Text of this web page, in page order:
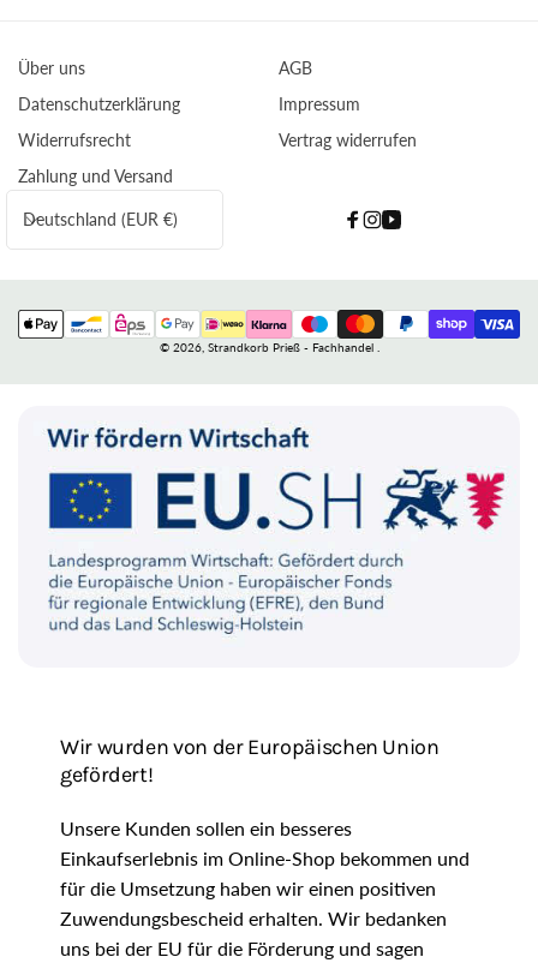
Über uns
AGB
Datenschutzerklärung
Impressum
Widerrufsrecht
Vertrag widerrufen
Zahlung und Versand
L
a
n
d
/
Deutschland (EUR €)
Facebook
Instagram
YouTube
Zahlungsmethoden
© 2026, Strandkorb Prieß - Fachhandel
Wir wurden von der Europäischen Union
gefördert!
Unsere Kunden sollen ein besseres
Einkaufserlebnis im Online-Shop bekommen und
für die Umsetzung haben wir einen positiven
Zuwendungsbescheid erhalten. Wir bedanken
uns bei der EU für die Förderung und sagen